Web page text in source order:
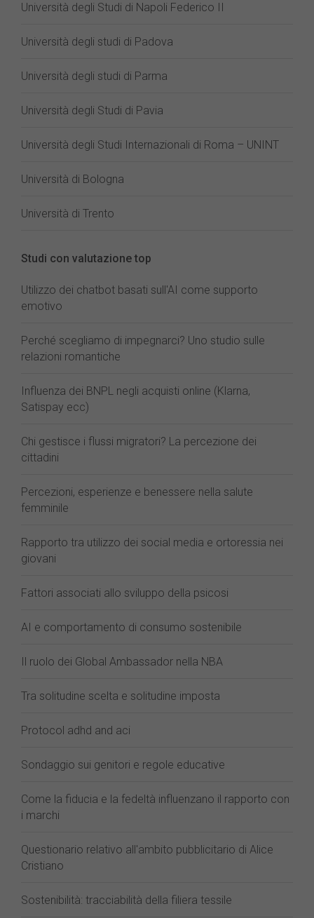
Università degli Studi di Napoli Federico II
Università degli studi di Padova
Università degli studi di Parma
Università degli Studi di Pavia
Università degli Studi Internazionali di Roma – UNINT
Università di Bologna
Università di Trento
Studi con valutazione top
Utilizzo dei chatbot basati sull'AI come supporto
emotivo
Perché scegliamo di impegnarci? Uno studio sulle
relazioni romantiche
Influenza dei BNPL negli acquisti online (Klarna,
Satispay ecc)
Chi gestisce i flussi migratori? La percezione dei
cittadini
Percezioni, esperienze e benessere nella salute
femminile
Rapporto tra utilizzo dei social media e ortoressia nei
giovani
Fattori associati allo sviluppo della psicosi
AI e comportamento di consumo sostenibile
Il ruolo dei Global Ambassador nella NBA
Tra solitudine scelta e solitudine imposta
Protocol adhd and aci
Sondaggio sui genitori e regole educative
Come la fiducia e la fedeltà influenzano il rapporto con
i marchi
Questionario relativo all'ambito pubblicitario di Alice
Cristiano
Sostenibilità: tracciabilità della filiera tessile